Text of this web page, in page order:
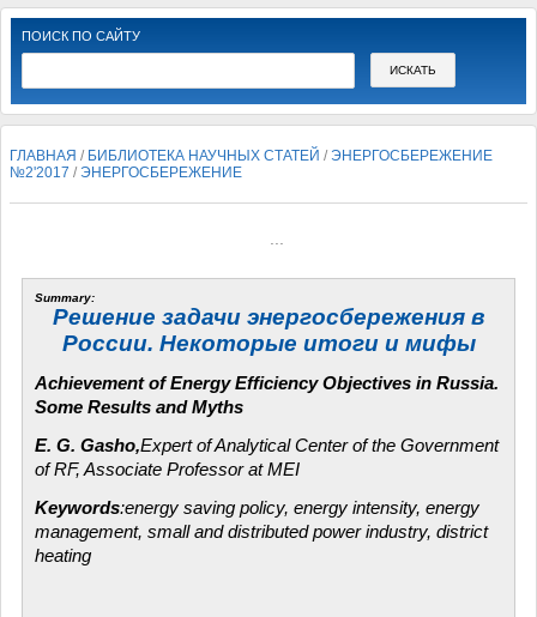
ПОИСК ПО САЙТУ
ГЛАВНАЯ / БИБЛИОТЕКА НАУЧНЫХ СТАТЕЙ /ЭНЕРГОСБЕРЕЖЕНИЕ
№2'2017 /ЭНЕРГОСБЕРЕЖЕНИЕ
Summary:
Решение задачи энергосбережения в
России. Некоторые итоги и мифы
Achievement of Energy Efficiency Objectives in Russia.
Some Results and Myths
E. G. Gasho,Expert of Analytical Center of the Government
of RF, Associate Professor at MEI
Keywords:energy saving policy, energy intensity, energy
management, small and distributed power industry, district
heating